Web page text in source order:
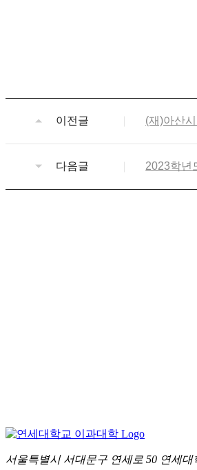
이전글 (재)아산
다음글 2023학년
서울특별시 서대문구 연세로 50 연세대